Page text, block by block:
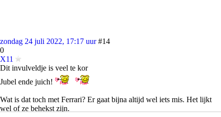
zondag 24 juli 2022, 17:17 uur #14
0
X11
Dit invulveldje is veel te kor
Jubel ende juich!
Wat is dat toch met Ferrari? Er gaat bijna altijd wel iets mis. Het lijkt
wel of ze behekst zijn.